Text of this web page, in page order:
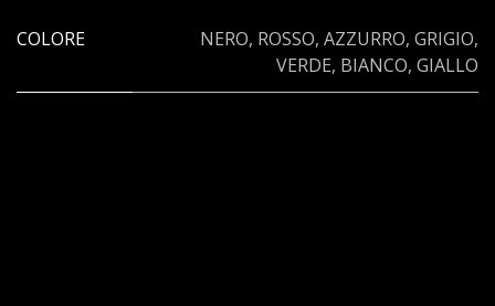
COLORE NERO, ROSSO, AZZURRO, GRIGIO,
VERDE, BIANCO, GIALLO